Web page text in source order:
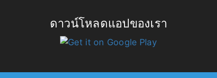
ดาวน์โหลดแอปของเรา